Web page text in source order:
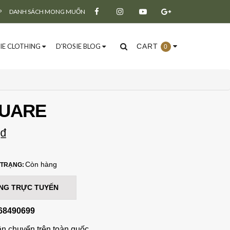
DANH SÁCH MONG MUỐN
CART 0
CLOTHING D'ROSIE BLOG
Còn hàng
TRỰC TUYẾN